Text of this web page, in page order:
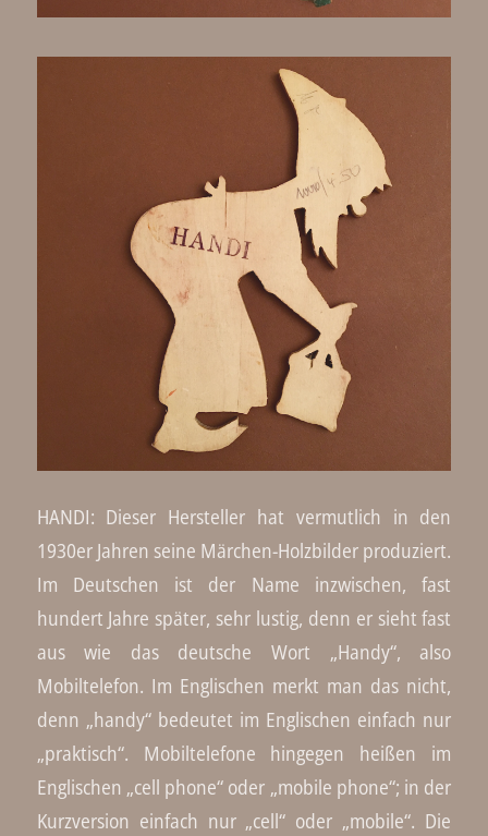
HANDI: Dieser Hersteller hat vermutlich in den
1930er Jahren seine Märchen-Holzbilder produziert.
Im Deutschen ist der Name inzwischen, fast
hundert Jahre später, sehr lustig, denn er sieht fast
aus wie das deutsche Wort „Handy“, also
Mobiltelefon. Im Englischen merkt man das nicht,
denn „handy“ bedeutet im Englischen einfach nur
„praktisch“. Mobiltelefone hingegen heißen im
Englischen „cell phone“ oder „mobile phone“; in der
Kurzversion einfach nur „cell“ oder „mobile“. Die